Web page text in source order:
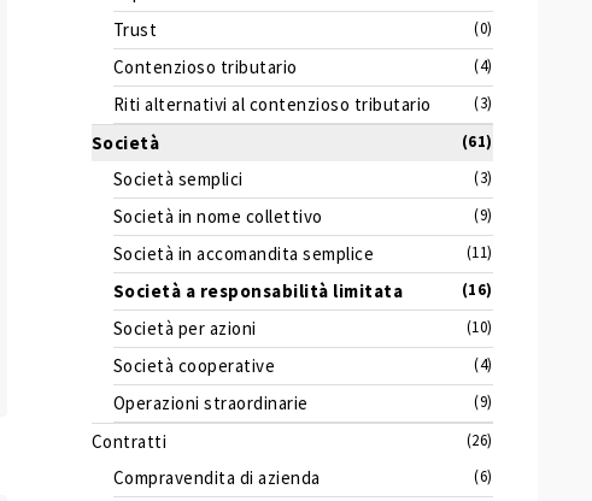
Trust (0)
Contenzioso tributario (4)
Riti alternativi al contenzioso tributario (3)
Società (61)
Società semplici (3)
Società in nome collettivo (9)
Società in accomandita semplice (11)
Società a responsabilità limitata (16)
Società per azioni (10)
Società cooperative (4)
Operazioni straordinarie (9)
Contratti (26)
Compravendita di azienda (6)